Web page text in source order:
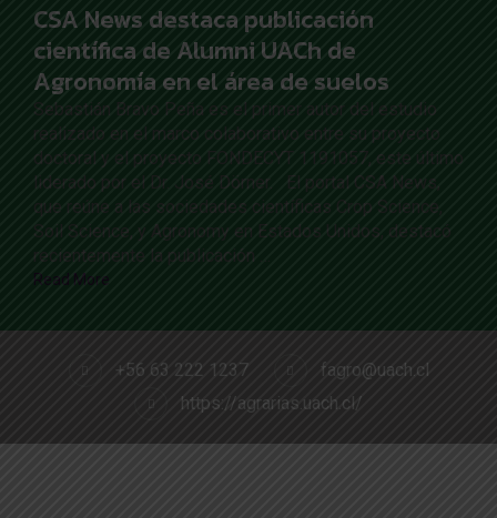
CSA News destaca publicación
científica de Alumni UACh de
Agronomía en el área de suelos
Sebastián Bravo Peña es el primer autor del estudio
realizado en el marco colaborativo entre su proyecto
doctoral y el proyecto FONDECYT 1191057, este último
liderado por el Dr. José Dörner. El portal CSA News,
que reúne a las sociedades científicas Crop Science,
Soil Science, y Agronomy en Estados Unidos, destacó
recientemente la publicación …
Read More
+56 63 222 1237
fagro@uach.cl
https://agrarias.uach.cl/